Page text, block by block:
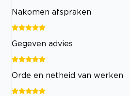
Nakomen afspraken
Gegeven advies
Orde en netheid van werken